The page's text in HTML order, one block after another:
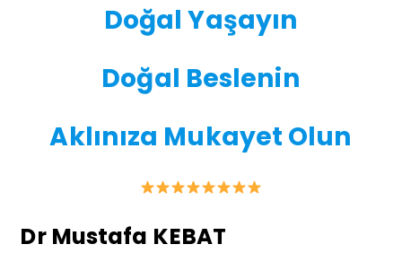
Doğal Yaşayın
Doğal Beslenin
Aklınıza Mukayet Olun
Dr Mustafa KEBAT